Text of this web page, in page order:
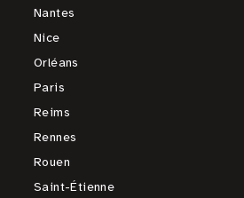
Nantes
Nice
Orléans
Paris
Reims
Rennes
Rouen
Saint-Étienne